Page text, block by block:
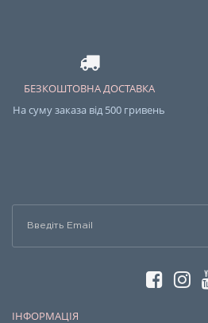
БЕЗКОШТОВНА ДОСТАВКА
На суму заказа від 500 гривень
ІНФОРМАЦІЯ